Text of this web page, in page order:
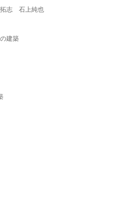
志 石上純也
建築